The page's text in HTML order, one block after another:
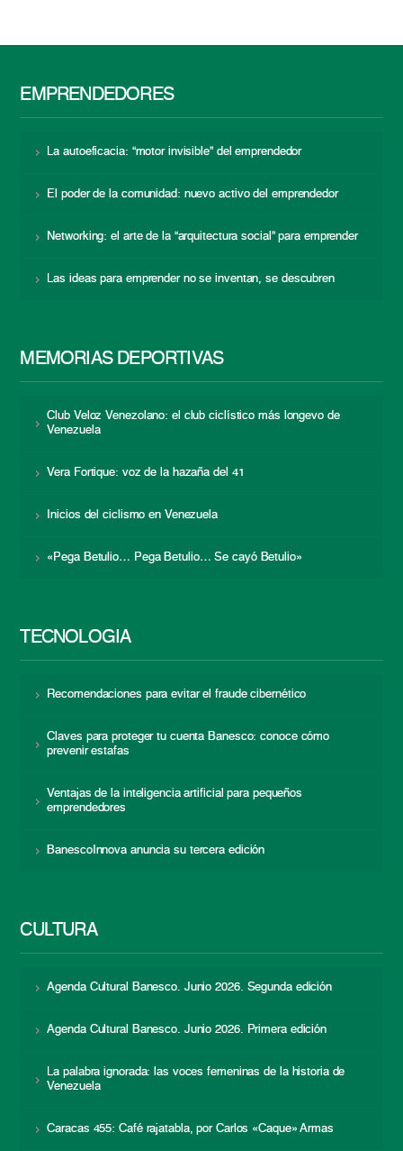
EMPRENDEDORES
La autoeficacia: “motor invisible” del emprendedor
El poder de la comunidad: nuevo activo del emprendedor
Networking: el arte de la “arquitectura social” para emprender
Las ideas para emprender no se inventan, se descubren
MEMORIAS DEPORTIVAS
Club Veloz Venezolano: el club ciclístico más longevo de
Venezuela
Vera Fortique: voz de la hazaña del 41
Inicios del ciclismo en Venezuela
«Pega Betulio… Pega Betulio… Se cayó Betulio»
TECNOLOGÍA
Recomendaciones para evitar el fraude cibernético
Claves para proteger tu cuenta Banesco: conoce cómo
prevenir estafas
Ventajas de la inteligencia artificial para pequeños
emprendedores
BanescoInnova anuncia su tercera edición
CULTURA
Agenda Cultural Banesco. Junio 2026. Segunda edición
Agenda Cultural Banesco. Junio 2026. Primera edición
La palabra ignorada: las voces femeninas de la historia de
Venezuela
Caracas 455: Café rajatabla, por Carlos «Caque» Armas